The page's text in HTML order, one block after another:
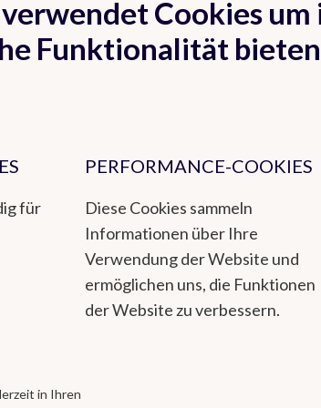
können jedoch, unter
Wetterentwicklung für 12 Tage erstellen.
einen Meteorologen direkt erreichen (0,50€ /
Cookies um
Funktionalität
für
PERFORMANCE-COOKIES
Diese Cookies sammeln
Informationen über Ihre
Verwendung der Website und
ermöglichen uns, die Funktionen
der Website zu verbessern.
in Ihren